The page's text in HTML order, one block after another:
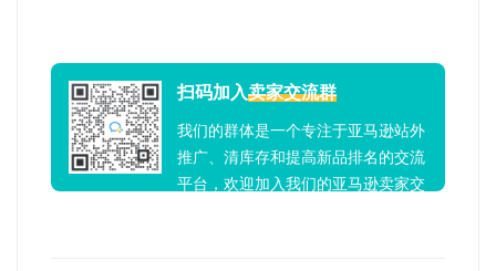
扫码加入卖家交流群
我们的群体是一个专注于亚马逊站外
推广、清库存和提高新品排名的交流
平台，欢迎加入我们的亚马逊卖家交